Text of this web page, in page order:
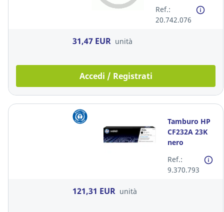
Ref.:
20.742.076
31,47 EUR unità
Accedi / Registrati
Tamburo HP
CF232A 23K
nero
Ref.:
9.370.793
121,31 EUR unità